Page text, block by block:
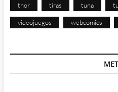
thor tiras tuna
videojuegos webcomics